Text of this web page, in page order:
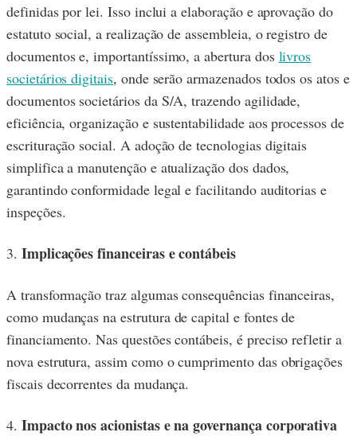
definidas por lei. Isso inclui a elaboração e aprovação do
estatuto social, a realização de assembleia, o registro de
documentos e, importantíssimo, a abertura dos livros
societários digitais, onde serão armazenados todos os atos e
documentos societários da S/A, trazendo agilidade,
eficiência, organização e sustentabilidade aos processos de
escrituração social. A adoção de tecnologias digitais
simplifica a manutenção e atualização dos dados,
garantindo conformidade legal e facilitando auditorias e
inspeções.
3. Implicações financeiras e contábeis
A transformação traz algumas consequências financeiras,
como mudanças na estrutura de capital e fontes de
financiamento. Nas questões contábeis, é preciso refletir a
nova estrutura, assim como o cumprimento das obrigações
fiscais decorrentes da mudança.
4. Impacto nos acionistas e na governança corporativa